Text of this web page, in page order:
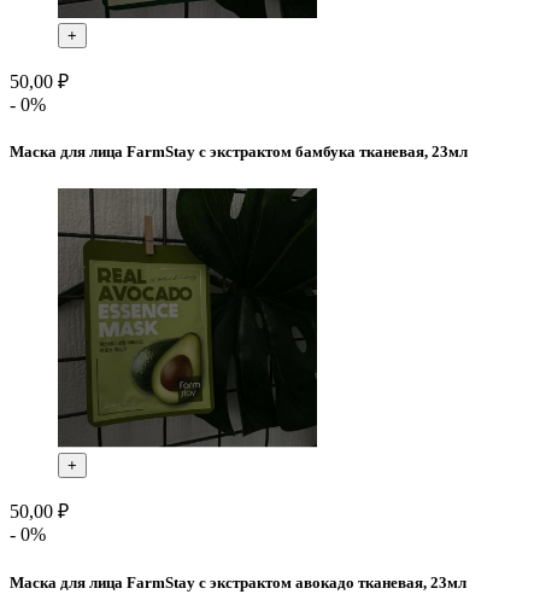
+
50,00 ₽
- 0%
Маска для лица FarmStay с экстрактом бамбука тканевая, 23мл
+
50,00 ₽
- 0%
Маска для лица FarmStay с экстрактом авокадо тканевая, 23мл